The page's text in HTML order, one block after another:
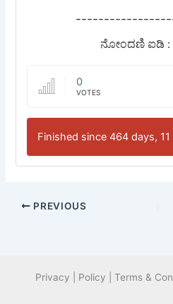
ನೋಂದಣಿ ಐಡಿ :
0
VOTES
Finished since 464 days,
PREVIOUS
Privacy | Policy | Terms &